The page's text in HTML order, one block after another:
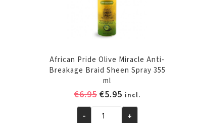
African Pride Olive Miracle Anti-
Breakage Braid Sheen Spray 355
ml
€6.95 Oorspronkelijke
was:
€5.95Huidige
prijs
is:
incl.
- +